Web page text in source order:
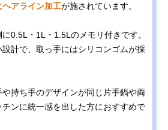
ヘアライン加工が施されています。
0.5L・1L・1.5Lのメモリ付きです。
計で、取っ手にはシリコンゴムが採
持ち手のデザインが同じ片手鍋や両
ンに統一感を出した方におすすめで